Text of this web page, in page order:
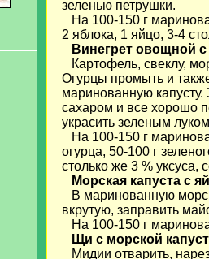
зеленью петрушки.
На 100-150 г
2 яблока, 1 яйцо, 3-4
Винегрет овощной
Картофель, свеклу,
Огурцы промыть и
маринованную
сахаром и все хорошо
украсить зеленым
На 100-150 г
огурца, 50-100 г
столько же 3 % уксуса,
Морская капуста с
В маринованную
вкрутую, заправить
На 100-150 г
Щи с морской
Мидии отварить,